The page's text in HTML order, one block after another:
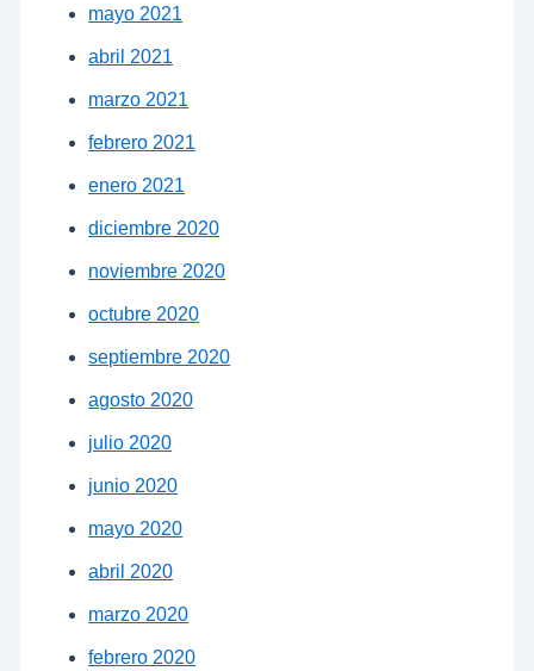
mayo 2021
abril 2021
marzo 2021
febrero 2021
enero 2021
diciembre 2020
noviembre 2020
octubre 2020
septiembre 2020
agosto 2020
julio 2020
junio 2020
mayo 2020
abril 2020
marzo 2020
febrero 2020